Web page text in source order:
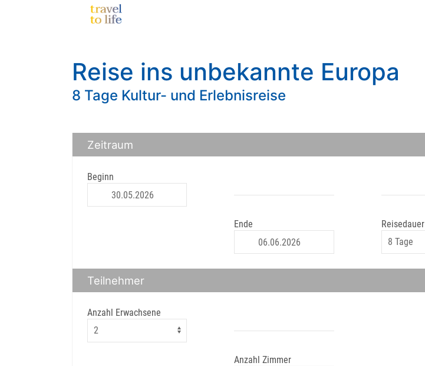
Reise ins unbekannte Europa
8 Tage Kultur- und Erlebnisreise
Zeitraum
Beginn
Ende Reisedauer
Teilnehmer
Anzahl Erwachsene
Anzahl Zimmer